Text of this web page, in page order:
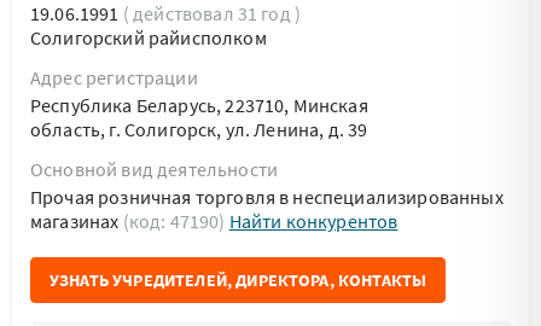
19.06.1991 ( действовал 31 год )
Солигорский райисполком
Адрес регистрации
Республика Беларусь, 223710, Минская
область, г. Солигорск, ул. Ленина, д. 39
Основной вид деятельности
Прочая розничная торговля в неспециализированных
магазинах (код: 47190) Найти конкурентов
УЗНАТЬ УЧРЕДИТЕЛЕЙ, ДИРЕКТОРА, КОНТАКТЫ